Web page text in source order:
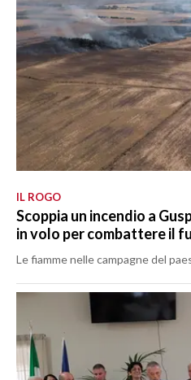
IL ROGO
Scoppia un incendio a
in volo per combattere il
Le fiamme nelle campagne del